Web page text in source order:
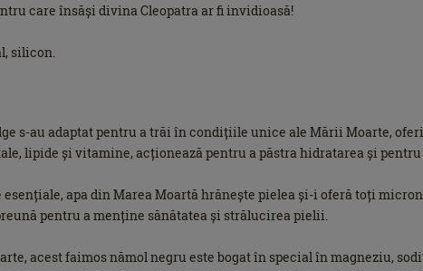
care însăși divina Cleopatra ar fi invidioasă!
silicon.
s-au adaptat pentru a trăi în condițiile unice ale Mării Moarte,
lipide și vitamine, acționează pentru a păstra hidratarea și
apa din Marea Moartă hrănește pielea și-i oferă toți
pentru a menține sănătatea și strălucirea pielii.
acest faimos nămol negru este bogat în special în magneziu,